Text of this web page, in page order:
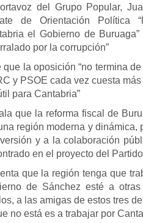
del Grupo Popular,
de Orientación Política
el Gobierno de
por la corrupción”
que la oposición “no termina
y PSOE cada vez cuesta
para Cantabria”
que la reforma fiscal de
región moderna y dinámica,
y a la colaboración
en el proyecto del
que la región tenga que
de Sánchez esté a
a las amigas de estos tres
no está es a trabajar por